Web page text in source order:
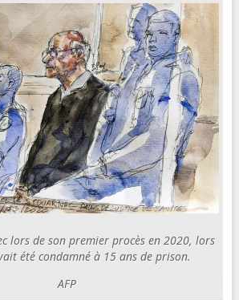
lors de son premier procès en 2020, lors
été condamné à 15 ans de prison.
AFP